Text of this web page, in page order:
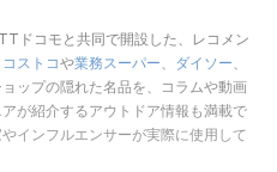
ドコモと共同で開設した、レコメン
コストコや業務スーパー ダイソー
ップの隠れた名品を、コラムや動画
が紹介するアウトドア情報も満載で
インフルエンサーが実際に使用して